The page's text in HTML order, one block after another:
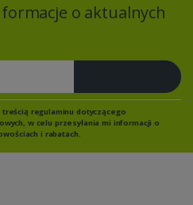
o aktualnych
treścią regulaminu dotyczącego
w celu przesyłania mi informacji o
i rabatach.